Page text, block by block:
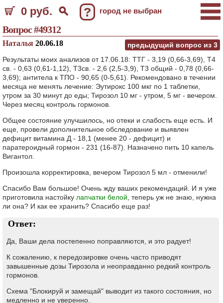
0 руб. ? город не выбран
Вопрос #49312
предыдущий вопрос из 3
Наталья 20.06.18
Результаты моих анализов от 17.06.18: ТТГ - 3,19 (0,66-3,69), Т4
св. - 0,63 (0,61-1,12), Т3св. - 2,6 (2,5-3,9), Т3 общий - 0,78 (0,66-
3,69); антитела к ТПО - 90,65 (0-5,61). Рекомендовано в течении
месяца не менять лечение: Эутирокс 100 мкг по 1 таблетки,
утром за 30 минут до еды; Тирозол 10 мг - утром, 5 мг - вечером.
Через месяц контроль гормонов.
Общее состояние улучшилось, но отеки и слабость еще есть. И
еще, провели дополнительное обследование и выявлен
дефицит витамина Д - 18,1 (менее 20 - дефицит) и
паратероидный гормон - 231 (16-87). Назначено пить 10 капель
Вигантол.
Произошла корректировка, вечером Тирозол 5 мл - отменили!
Спасибо Вам большое! Очень жду ваших рекомендаций. И я уже
приготовила настойку лапчатки белой , теперь уж не знаю, нужна
ли она? И как ее хранить? Спасибо еще раз!
Ответ:
Да, Ваши дела постепенно поправляются, и это радует!
К сожалению, к передозировке очень часто приводят
завышенные дозы Тирозола и неоправданно редкий контроль
гормонов.
Схема "Блокируй и замещай" выводит из такого состояния, но
медленно и не уверенно.